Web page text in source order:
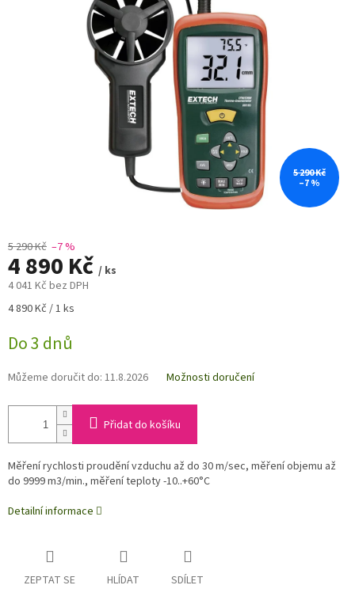
5 290 Kč
–7 %
5 290 Kč –7 %
4 890 Kč / ks
4 041 Kč bez DPH
Měrná
4 890 Kč / 1 ks
Do 3 dnů
Můžeme doručit do: 11.8.2026 Možnosti doručení
Přidat do košíku
Měření rychlosti proudění vzduchu až do 30 m/sec, měření objemu až
do 9999 m3/min., měření teploty -10..+60°C
Detailní informace
ZEPTAT SE HLÍDAT SDÍLET